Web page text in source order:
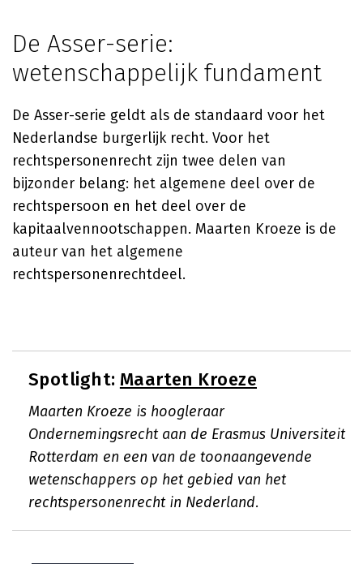
De Asser-serie:
wetenschappelijk fundament
De Asser-serie geldt als de standaard voor het
Nederlandse burgerlijk recht. Voor het
rechtspersonenrecht zijn twee delen van
bijzonder belang: het algemene deel over de
rechtspersoon en het deel over de
kapitaalvennootschappen. Maarten Kroeze is de
auteur van het algemene
rechtspersonenrechtdeel.
Spotlight: Maarten Kroeze
Maarten Kroeze is hoogleraar
Ondernemingsrecht aan de Erasmus Universiteit
Rotterdam en een van de toonaangevende
wetenschappers op het gebied van het
rechtspersonenrecht in Nederland.